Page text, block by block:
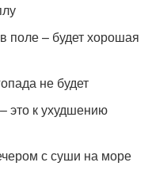
поле – будет хорошая
не будет
это к ухудшению
с суши на море